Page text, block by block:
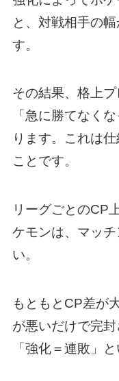
と、対戦相手の
す。
その結果、格上
「急に勝てなく
ります。これは
ことです。
リーグごとのCP
ケモンは、マッ
い。
もともとCP差が
が悪いだけで完
「強化＝連敗」